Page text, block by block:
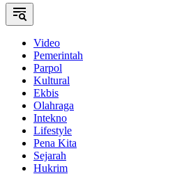
Video
Pemerintah
Parpol
Kultural
Ekbis
Olahraga
Intekno
Lifestyle
Pena Kita
Sejarah
Hukrim